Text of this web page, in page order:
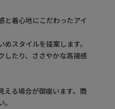
と着心地にこだわったアイ
スタイルを提案します。
したり、ささやかな高揚感
える場合が御座います。商